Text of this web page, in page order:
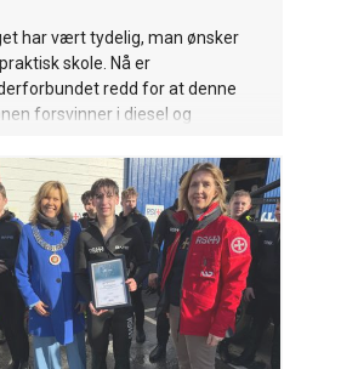
har vært tydelig, man ønsker
skole. Nå er
redd for at denne
forsvinner i diesel og